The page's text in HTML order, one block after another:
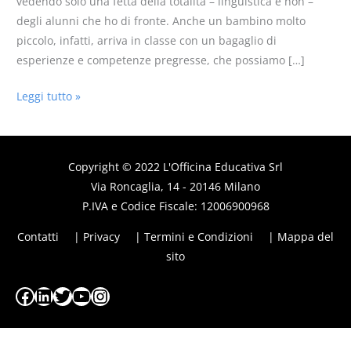
degli alunni che ho di fronte. Anche un bambino molto
piccolo, infatti, arriva in classe con un bagaglio di
esperienze e competenze pregresse, che possiamo […]
Leggi tutto »
Copyright © 2022 L'Officina Educativa Srl
Via Roncaglia, 14 - 20146 Milano
P.IVA e Codice Fiscale: 12006900968
Contatti | Privacy | Termini e Condizioni
| Mappa del
sito
Facebook
LinkedIn
Twitter
YouTube
Instagram